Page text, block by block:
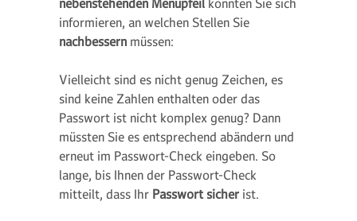
informieren, an welchen Stellen Sie
nachbessern müssen:
Vielleicht sind es nicht genug Zeichen, es
sind keine Zahlen enthalten oder das
Passwort ist nicht komplex genug? Dann
müssten Sie es entsprechend abändern und
erneut im Passwort-Check eingeben. So
lange, bis Ihnen der Passwort-Check
mitteilt, dass Ihr Passwort sicher ist.